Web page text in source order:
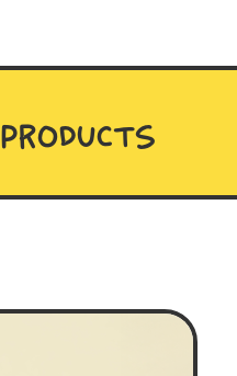
PRODUCTS